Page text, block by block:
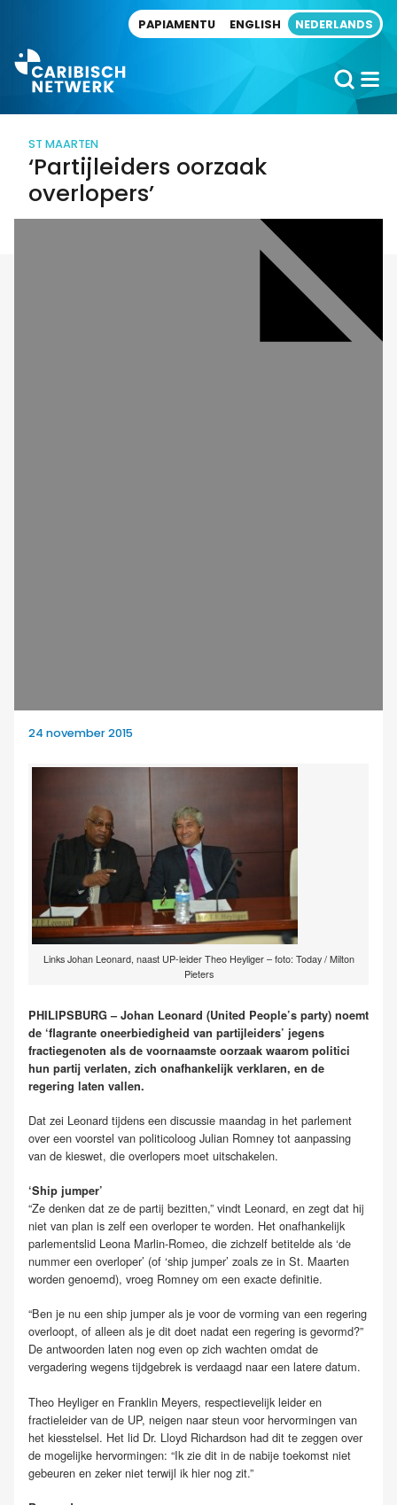
PAPIAMENTU ENGLISH NEDERLANDS
ST MAARTEN
‘Partijleiders oorzaak
overlopers’
24 november 2015
Links Johan Leonard, naast UP-leider Theo Heyliger – foto: Today / Milton
Pieters
PHILIPSBURG – Johan Leonard (United People’s party) noemt
de ‘flagrante oneerbiedigheid van partijleiders’ jegens
fractiegenoten als de voornaamste oorzaak waarom politici
hun partij verlaten, zich onafhankelijk verklaren, en de
regering laten vallen.
Dat zei Leonard tijdens een discussie maandag in het parlement
over een voorstel van politicoloog Julian Romney tot aanpassing
van de kieswet, die overlopers moet uitschakelen.
‘Ship jumper’
“Ze denken dat ze de partij bezitten,” vindt Leonard, en zegt dat hij
niet van plan is zelf een overloper te worden. Het onafhankelijk
parlementslid Leona Marlin-Romeo, die zichzelf betitelde als ‘de
nummer een overloper’ (of ‘ship jumper’ zoals ze in St. Maarten
worden genoemd), vroeg Romney om een exacte definitie.
“Ben je nu een ship jumper als je voor de vorming van een regering
overloopt, of alleen als je dit doet nadat een regering is gevormd?”
De antwoorden laten nog even op zich wachten omdat de
vergadering wegens tijdgebrek is verdaagd naar een latere datum.
Theo Heyliger en Franklin Meyers, respectievelijk leider en
fractieleider van de UP, neigen naar steun voor hervormingen van
het kiesstelsel. Het lid Dr. Lloyd Richardson had dit te zeggen over
de mogelijke hervormingen: “Ik zie dit in de nabije toekomst niet
gebeuren en zeker niet terwijl ik hier nog zit.”